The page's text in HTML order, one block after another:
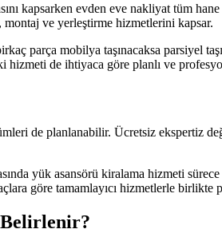
kapsarken evden eve nakliyat tüm
montaj ve yerleştirme hizmetlerini kapsar.
parça mobilya taşınacaksa parsiyel
de ihtiyaca göre planlı ve
de planlanabilir. Ücretsiz ekspertiz
yük asansörü kiralama hizmeti
göre tamamlayıcı hizmetlerle birlikte
Belirlenir?